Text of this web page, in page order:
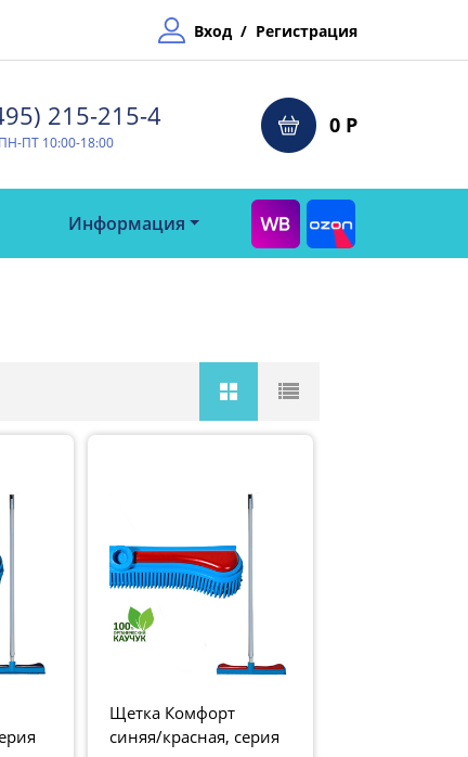
Вход / Регистрация
215-215-4⁠
ПН-ПТ 10:00-18:00
0 Р
Информация
Щетка Комфорт
синяя/красная, серия